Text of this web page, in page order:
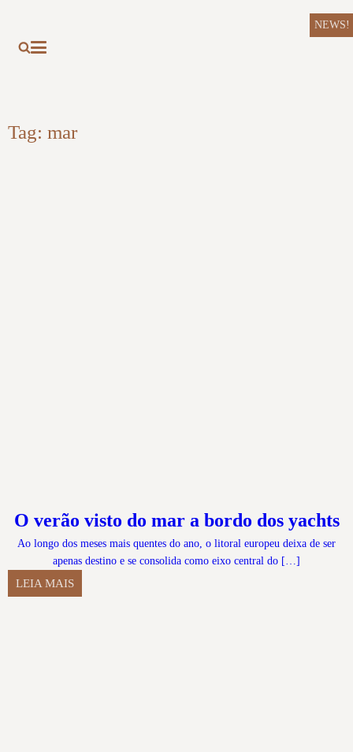
NEWS!
Tag: mar
O verão visto do mar a bordo dos yachts
Ao longo dos meses mais quentes do ano, o litoral europeu deixa de ser
apenas destino e se consolida como eixo central do […]
LEIA MAIS